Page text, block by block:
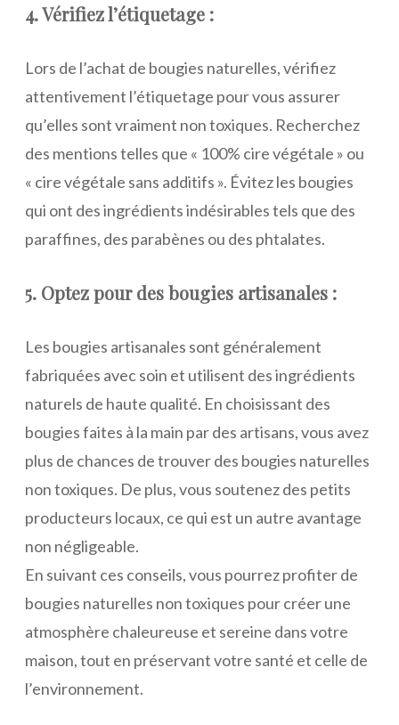
4. Vérifiez l’étiquetage :
Lors de l’achat de bougies naturelles, vérifiez
attentivement l’étiquetage pour vous assurer
qu’elles sont vraiment non toxiques. Recherchez
des mentions telles que « 100% cire végétale » ou
« cire végétale sans additifs ». Évitez les bougies
qui ont des ingrédients indésirables tels que des
paraffines, des parabènes ou des phtalates.
5. Optez pour des bougies artisanales :
Les bougies artisanales sont généralement
fabriquées avec soin et utilisent des ingrédients
naturels de haute qualité. En choisissant des
bougies faites à la main par des artisans, vous avez
plus de chances de trouver des bougies naturelles
non toxiques. De plus, vous soutenez des petits
producteurs locaux, ce qui est un autre avantage
non négligeable.
En suivant ces conseils, vous pourrez profiter de
bougies naturelles non toxiques pour créer une
atmosphère chaleureuse et sereine dans votre
maison, tout en préservant votre santé et celle de
l’environnement.